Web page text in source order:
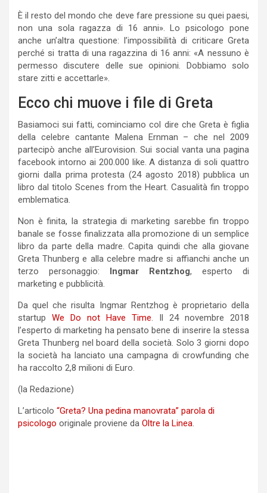
È il resto del mondo che deve fare pressione su quei paesi,
non una sola ragazza di 16 anni». Lo psicologo pone
anche un’altra questione: l’impossibilità di criticare Greta
perché si tratta di una ragazzina di 16 anni: «A nessuno è
permesso discutere delle sue opinioni. Dobbiamo solo
stare zitti e accettarle».
Ecco chi muove i file di Greta
Basiamoci sui fatti, cominciamo col dire che Greta è figlia
della celebre cantante Malena Ernman – che nel 2009
partecipò anche all’Eurovision. Sui social vanta una pagina
facebook intorno ai 200.000 like. A distanza di soli quattro
giorni dalla prima protesta (24 agosto 2018) pubblica un
libro dal titolo Scenes from the Heart. Casualità fin troppo
emblematica.
Non è finita, la strategia di marketing sarebbe fin troppo
banale se fosse finalizzata alla promozione di un semplice
libro da parte della madre. Capita quindi che alla giovane
Greta Thunberg e alla celebre madre si affianchi anche un
terzo personaggio: Ingmar Rentzhog, esperto di
marketing e pubblicità.
Da quel che risulta Ingmar Rentzhog è proprietario della
startup We Do not Have Time. Il 24 novembre 2018
l’esperto di marketing ha pensato bene di inserire la stessa
Greta Thunberg nel board della società. Solo 3 giorni dopo
la società ha lanciato una campagna di crowfunding che
ha raccolto 2,8 milioni di Euro.
(la Redazione)
L’articolo “Greta? Una pedina manovrata” parola di
psicologo originale proviene da Oltre la Linea.